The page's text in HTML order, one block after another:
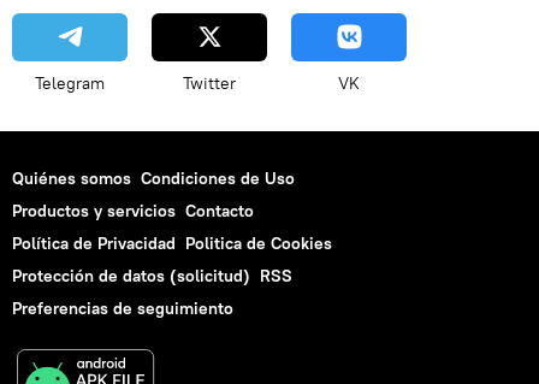
Telegram Twitter VK
Quiénes somos Condiciones de Uso
Productos y servicios Contacto
Política de Privacidad Politica de Cookies
Protección de datos (solicitud) RSS
Preferencias de seguimiento